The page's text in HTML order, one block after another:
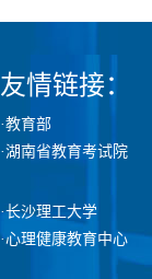
友情链接：
·教育部
·湖南省教育考试院
·长沙理工大学
·心理健康教育中心